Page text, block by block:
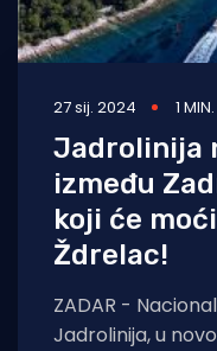
27 sij. 2024 1
Jadrolinija
između
koji će
Ždrelac!
ZADAR -
Jadrolinija, u